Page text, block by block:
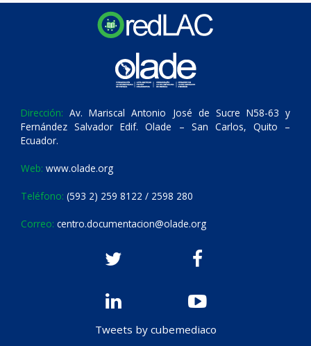
Dirección: Av. Mariscal Antonio José de Sucre N58-63 y
Fernández Salvador Edif. Olade – San Carlos, Quito –
Ecuador.
Web: www.olade.org
Teléfono: (593 2) 259 8122 / 2598 280
Correo: centro.documentacion@olade.org
Tweets by cubemediaco